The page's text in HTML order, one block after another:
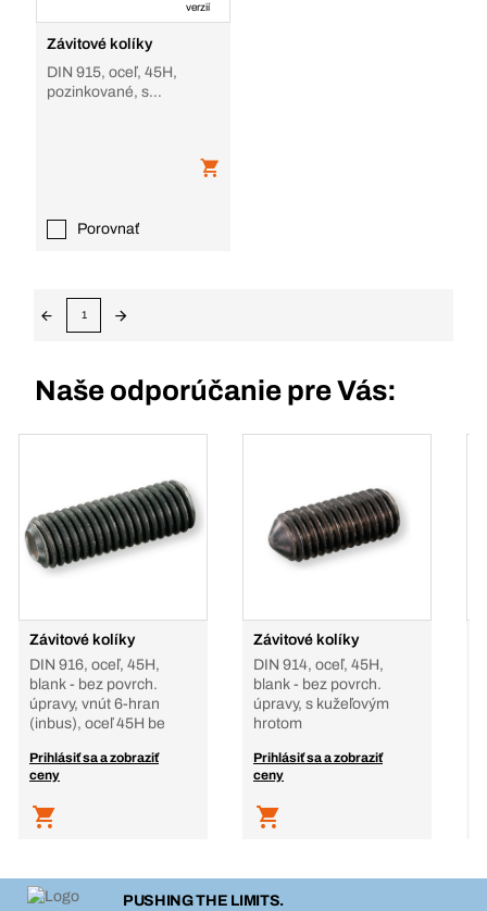
verzií
Závitové kolíky
DIN 915, oceľ, 45H,
pozinkované, s
Porovnať
1
Naše odporúčanie pre Vás:
Závitové kolíky
DIN 916, oceľ, 45H,
blank - bez povrch.
úpravy, vnút 6-hran
(inbus), oceľ 45H be
Prihlásiť sa a zobraziť
ceny
Závitové kolíky
DIN 914, oceľ, 45H,
blank - bez povrch.
úpravy, s kužeľovým
hrotom
Prihlásiť sa a zobraziť
ceny
PUSHING THE LIMITS.